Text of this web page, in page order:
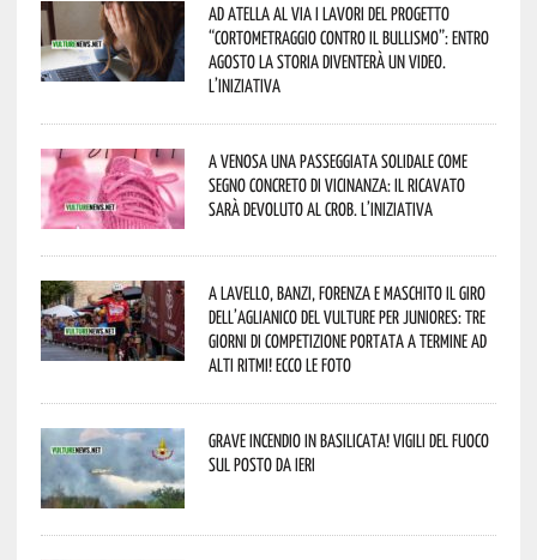
Ad Atella al via i lavori del progetto
“Cortometraggio contro il bullismo”: entro
agosto la storia diventerà un video.
L’iniziativa
A Venosa una passeggiata solidale come
segno concreto di vicinanza: il ricavato
sarà devoluto al CROB. L’iniziativa
A Lavello, Banzi, Forenza e Maschito il Giro
dell’Aglianico del Vulture per juniores: tre
giorni di competizione portata a termine ad
alti ritmi! Ecco le foto
Grave incendio in Basilicata! Vigili del fuoco
sul posto da ieri